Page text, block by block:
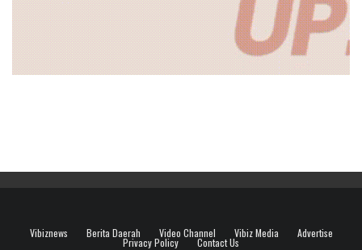
Vibiznews Berita Daerah Video Channel Vibiz Media Advertise
Privacy Policy Contact Us